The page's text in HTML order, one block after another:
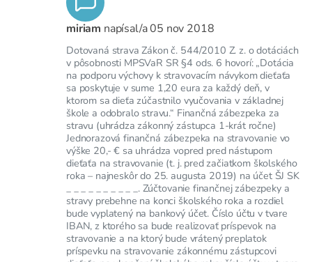
miriam napísal/a05 nov 2018
Dotovaná strava Zákon č. 544/2010 Z. z. o dotáciách
v pôsobnosti MPSVaR SR §4 ods. 6 hovorí: „Dotácia
na podporu výchovy k stravovacím návykom dieťaťa
sa poskytuje v sume 1,20 eura za každý deň, v
ktorom sa dieťa zúčastnilo vyučovania v základnej
škole a odobralo stravu.“ Finančná zábezpeka za
stravu (uhrádza zákonný zástupca 1-krát ročne)
Jednorazová finančná zábezpeka na stravovanie vo
výške 20,- € sa uhrádza vopred pred nástupom
dieťaťa na stravovanie (t. j. pred začiatkom školského
roka – najneskôr do 25. augusta 2019) na účet ŠJ SK
_ _ _ _ _ _ _ _ _ _. Zúčtovanie finančnej zábezpeky a
stravy prebehne na konci školského roka a rozdiel
bude vyplatený na bankový účet. Číslo účtu v tvare
IBAN, z ktorého sa bude realizovať príspevok na
stravovanie a na ktorý bude vrátený preplatok
príspevku na stravovanie zákonnému zástupcovi